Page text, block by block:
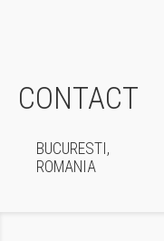
CONTACT
BUCURESTI,
ROMANIA